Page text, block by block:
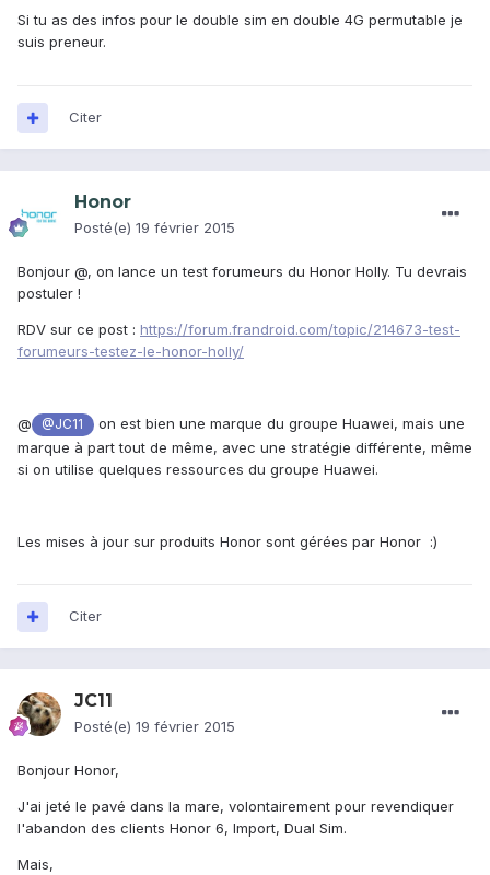
Si tu as des infos pour le double sim en double 4G permutable je
suis preneur.
Citer
Honor
Posté(e) 19 février 2015
Bonjour @, on lance un test forumeurs du Honor Holly. Tu devrais
postuler !
RDV sur ce post : https://forum.frandroid.com/topic/214673-test-
forumeurs-testez-le-honor-holly/
@ @JC11
on est bien une marque du groupe Huawei, mais une
marque à part tout de même, avec une stratégie différente, même
si on utilise quelques ressources du groupe Huawei.
Les mises à jour sur produits Honor sont gérées par Honor :)
Citer
JC11
Posté(e) 19 février 2015
Bonjour Honor,
J'ai jeté le pavé dans la mare, volontairement pour revendiquer
l'abandon des clients Honor 6, Import, Dual Sim.
Mais,